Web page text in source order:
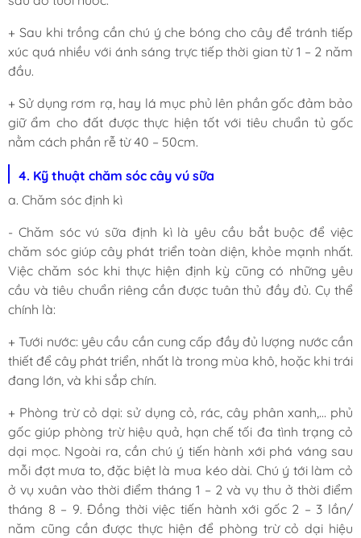
+ Sau khi trồng cần chú ý che bóng cho cây để tránh tiếp
xúc quá nhiều với ánh sáng trực tiếp thời gian từ 1 – 2 năm
đầu.
+ Sử dụng rơm rạ, hay lá mục phủ lên phần gốc đảm bảo
giữ ẩm cho đất được thực hiện tốt với tiêu chuẩn tủ gốc
nằm cách phần rễ từ 40 – 50cm.
4. Kỹ thuật chăm sóc cây vú sữa
a. Chăm sóc định kì
- Chăm sóc vú sữa định kì là yêu cầu bắt buộc để việc
chăm sóc giúp cây phát triển toàn diện, khỏe mạnh nhất.
Việc chăm sóc khi thực hiện định kỳ cũng có những yêu
cầu và tiêu chuẩn riêng cần được tuân thủ đầy đủ. Cụ thể
chính là:
+ Tưới nước: yêu cầu cần cung cấp đầy đủ lượng nước cần
thiết để cây phát triển, nhất là trong mùa khô, hoặc khi trái
đang lớn, và khi sắp chín.
+ Phòng trừ cỏ dại: sử dụng cỏ, rác, cây phân xanh,… phủ
gốc giúp phòng trừ hiệu quả, hạn chế tối đa tình trạng cỏ
dại mọc. Ngoài ra, cần chú ý tiến hành xới phá váng sau
mỗi đợt mưa to, đặc biệt là mua kéo dài. Chú ý tới làm cỏ
ở vụ xuân vào thời điểm tháng 1 – 2 và vụ thu ở thời điểm
tháng 8 – 9. Đồng thời việc tiến hành xới gốc 2 – 3 lần/
năm cũng cần được thực hiện để phòng trừ cỏ dại hiệu